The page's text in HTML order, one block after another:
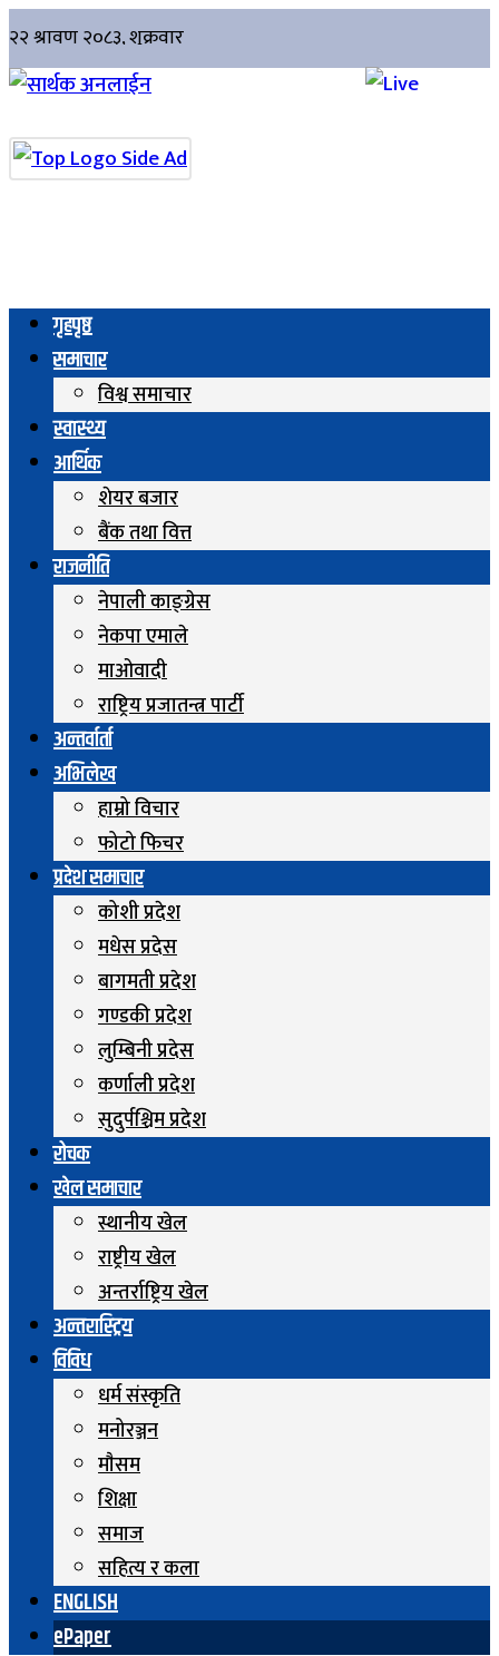
गृहपृष्ठ
समाचार
विश्व समाचार
स्वास्थ्य
आर्थिक
शेयर बजार
बैंक तथा वित्त
राजनीति
नेपाली काङ्ग्रेस
नेकपा एमाले
माओवादी
राष्ट्रिय प्रजातन्त्र पार्टी
अन्तर्वार्ता
अभिलेख
हाम्रो विचार
फोटो फिचर
प्रदेश समाचार
कोशी प्रदेश
मधेस प्रदेस
बागमती प्रदेश
गण्डकी प्रदेश
लुम्बिनी प्रदेस
कर्णाली प्रदेश
सुदुर्पश्चिम प्रदेश
रोचक
खेल समाचार
स्थानीय खेल
राष्ट्रीय खेल
अन्तर्राष्ट्रिय खेल
अन्तरास्ट्रिय
विविध
धर्म संस्कृति
मनोरञ्जन
माैसम
शिक्षा
समाज
सहित्य र कला
ENGLISH
ePaper